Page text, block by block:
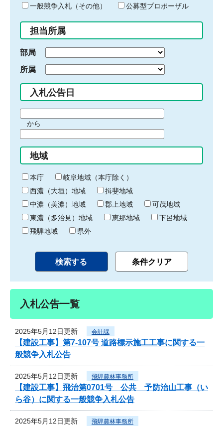
ド
入
力
一般競争入札（その他）
公募型プロポーザル
担当所属
部局
所属
入札公告日
間
始
り
から
間
終
わ
り
地域
本庁
岐阜地域（本庁除く）
西濃（大垣）地域
揖斐地域
中濃（美濃）地域
郡上地域
可茂地域
東濃（多治見）地域
恵那地域
下呂地域
飛騨地域
県外
入札公告一覧
2025年5月12日更新 会計課
【建設工事】第7-107号 道路標示施工工事に関する一
般競争入札公告
2025年5月12日更新 飛騨農林事務所
【建設工事】飛治第0701号 公共 予防治山工事（い
ら谷）に関する一般競争入札公告
2025年5月12日更新 飛騨農林事務所